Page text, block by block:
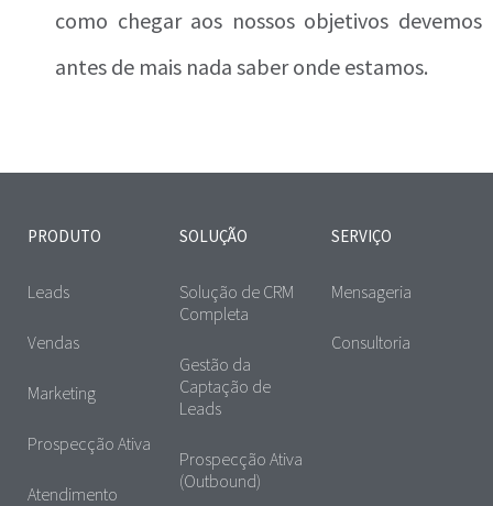
como chegar aos nossos objetivos devemos
antes de mais nada saber onde estamos.
PRODUTO
Leads
Vendas
Marketing
Prospecção Ativa
Atendimento
SOLUÇÃO
Solução de CRM
Completa
Gestão da
Captação de
Leads
Prospecção Ativa
(Outbound)
SERVIÇO
Mensageria
Consultoria